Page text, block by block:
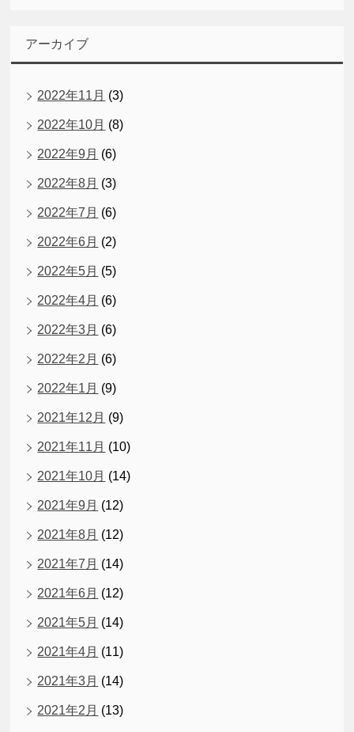
アーカイブ
2022年11月 (3)
2022年10月 (8)
2022年9月 (6)
2022年8月 (3)
2022年7月 (6)
2022年6月 (2)
2022年5月 (5)
2022年4月 (6)
2022年3月 (6)
2022年2月 (6)
2022年1月 (9)
2021年12月 (9)
2021年11月 (10)
2021年10月 (14)
2021年9月 (12)
2021年8月 (12)
2021年7月 (14)
2021年6月 (12)
2021年5月 (14)
2021年4月 (11)
2021年3月 (14)
2021年2月 (13)